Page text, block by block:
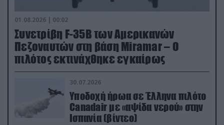
01.08.2026 | 00:02
Συνετρίβη F-35B των Αμερικανών
Πεζοναυτών στη βάση Miramar – Ο
πιλότος εκτινάχθηκε εγκαίρως
30.07.2026
Υποδοχή ήρωα σε Έλληνα πιλότο
Canadair με «αψίδα νερού» στην
Ισπανία (βίντεο)